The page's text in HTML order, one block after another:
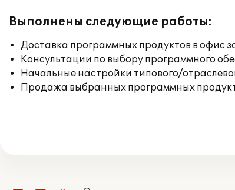
Выполнены следующие работы:
Доставка программных продуктов в офис
Консультации по выбору программного
Начальные настройки типового/
Продажа выбранных программных